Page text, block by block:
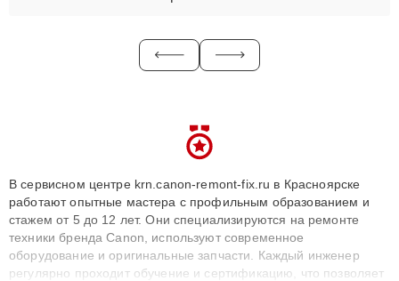
В сервисном центре krn.canon-remont-fix.ru в Красноярске
работают опытные мастера с профильным образованием и
стажем от 5 до 12 лет. Они специализируются на ремонте
техники бренда Canon, используют современное
оборудование и оригинальные запчасти. Каждый инженер
регулярно проходит обучение и сертификацию, что позволяет